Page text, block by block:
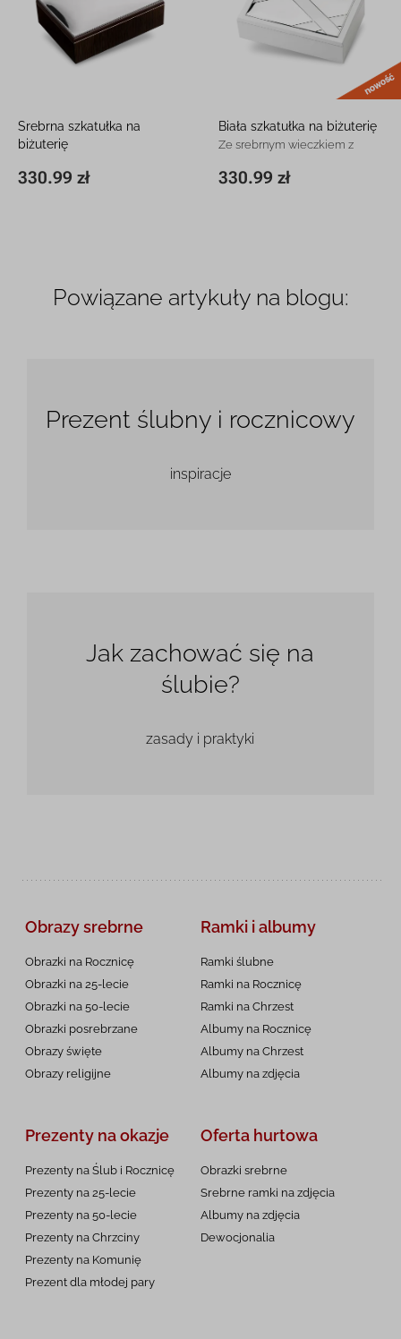
Srebrna szkatułka na
biżuterię
330.99 zł
14 x 19 x 5 cm
Biała szkatułka na biżuterię
Ze srebrnym wieczkiem z
330.99 zł
12 x 20,5 x 5,5 cm
Powiązane artykuły na blogu:
Prezent ślubny i rocznicowy
inspiracje
Jak zachować się na
ślubie?
zasady i praktyki
Obrazy srebrne
Obrazki na Rocznicę
Obrazki na 25-lecie
Obrazki na 50-lecie
Obrazki posrebrzane
Obrazy święte
Obrazy religijne
Ramki i albumy
Ramki ślubne
Ramki na Rocznicę
Ramki na Chrzest
Albumy na Rocznicę
Albumy na Chrzest
Albumy na zdjęcia
Prezenty na okazje
Prezenty na Ślub i Rocznicę
Prezenty na 25-lecie
Prezenty na 50-lecie
Prezenty na Chrzciny
Prezenty na Komunię
Prezent dla młodej pary
Oferta hurtowa
Obrazki srebrne
Srebrne ramki na zdjęcia
Albumy na zdjęcia
Dewocjonalia